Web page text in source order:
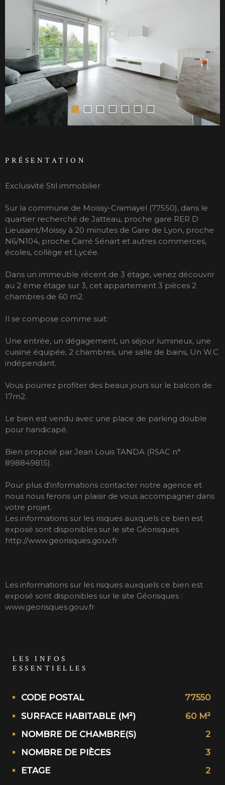
PRÉSENTATION
Exclusivité Stil immobilier
Sur la commune de Moissy-Cramayel (77550), dans le
quartier recherché de Jatteau, proche gare RER D
Lieusaint/Moissy à 20 minutes de Gare de Lyon, proche
N6/N104, proche Carré Sénart et autres commerces,
écoles, collège et Lycée.
Dans un immeuble récent de 3 étage, venez découvrir
au 2 ème étage sur 3, cet appartement 3 pièces 2
chambres de 60 m2.
Il se compose comme suit:
Une entrée, un dégagement, un séjour lumineux, une
cuisine équipée, 2 chambres, une salle de bains, Un W.C
indépendant.
Vous pourrez profiter des beaux jours sur le balcon de
17m2.
Le bien est vendu avec une place de parking double
pour handicapé.
Bien proposé par Jean Louis TANDA (RSAC n°
898849815).
Pour plus d'informations contacter notre agence et
nous nous ferons un plaisir de vous accompagner dans
votre projet.
Les informations sur les risques auxquels ce bien est
exposé sont disponibles sur le site Géorisques
http://www.georisques.gouv.fr
Les informations sur les risques auxquels ce bien est
exposé sont disponibles sur le site Géorisques :
www.georisques.gouv.fr
LES INFOS
ESSENTIELLES
Caractérisque Valeurs
CODE POSTAL
77550
SURFACE HABITABLE (M²)
60 M²
NOMBRE DE CHAMBRE(S)
2
NOMBRE DE PIÈCES
3
ETAGE
2